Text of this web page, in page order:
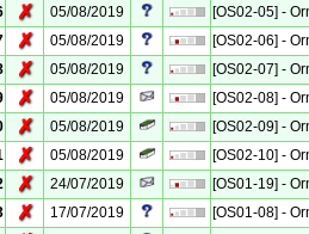
✗ 05/08/2019
[OS02-05] -
✗ 05/08/2019
[OS02-06] -
✗ 05/08/2019
[OS02-07] -
✗ 05/08/2019
[OS02-08] -
✗ 05/08/2019
[OS02-09] -
✗ 05/08/2019
[OS02-10] -
✗ 24/07/2019
[OS01-19] -
✗ 17/07/2019
[OS01-08] -